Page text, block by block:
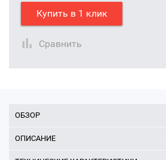
Купить в 1 клик
Сравнить
ОБЗОР
ОПИСАНИЕ